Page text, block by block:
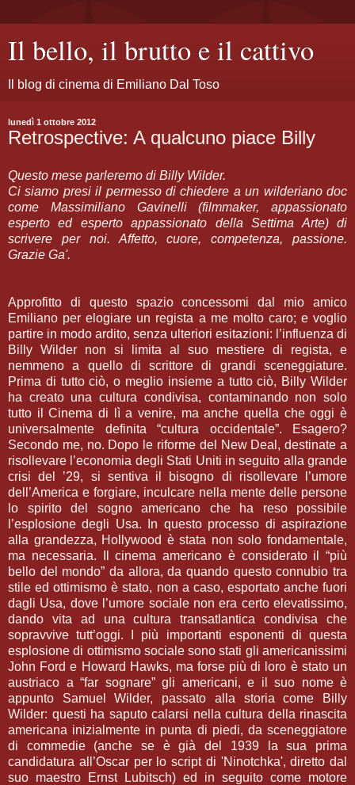
Il bello, il brutto e il cattivo
Il blog di cinema di Emiliano Dal Toso
lunedì 1 ottobre 2012
Retrospective: A qualcuno piace Billy
Questo mese parleremo di Billy Wilder.
Ci siamo presi il permesso di chiedere a un wilderiano doc
come Massimiliano Gavinelli (filmmaker, appassionato
esperto ed esperto appassionato della Settima Arte) di
scrivere per noi. Affetto, cuore, competenza, passione.
Grazie Ga'.
Approfitto di questo spazio concessomi dal mio amico
Emiliano per elogiare un regista a me molto caro; e voglio
partire in modo ardito, senza ulteriori esitazioni: l’influenza di
Billy Wilder non si limita al suo mestiere di regista, e
nemmeno a quello di scrittore di grandi sceneggiature.
Prima di tutto ciò, o meglio insieme a tutto ciò, Billy Wilder
ha creato una cultura condivisa, contaminando non solo
tutto il Cinema di lì a venire, ma anche quella che oggi è
universalmente definita “cultura occidentale”. Esagero?
Secondo me, no. Dopo le riforme del New Deal, destinate a
risollevare l’economia degli Stati Uniti in seguito alla grande
crisi del ’29, si sentiva il bisogno di risollevare l’umore
dell’America e forgiare, inculcare nella mente delle persone
lo spirito del sogno americano che ha reso possibile
l’esplosione degli Usa. In questo processo di aspirazione
alla grandezza, Hollywood è stata non solo fondamentale,
ma necessaria. Il cinema americano è considerato il “più
bello del mondo” da allora, da quando questo connubio tra
stile ed ottimismo è stato, non a caso, esportato anche fuori
dagli Usa, dove l’umore sociale non era certo elevatissimo,
dando vita ad una cultura transatlantica condivisa che
sopravvive tutt’oggi. I più importanti esponenti di questa
esplosione di ottimismo sociale sono stati gli americanissimi
John Ford e Howard Hawks, ma forse più di loro è stato un
austriaco a “far sognare” gli americani, e il suo nome è
appunto Samuel Wilder, passato alla storia come Billy
Wilder: questi ha saputo calarsi nella cultura della rinascita
americana inizialmente in punta di piedi, da sceneggiatore
di commedie (anche se è già del 1939 la sua prima
candidatura all’Oscar per lo script di 'Ninotchka', diretto dal
suo maestro Ernst Lubitsch) ed in seguito come motore